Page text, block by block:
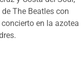
The Beatles con
en la azotea